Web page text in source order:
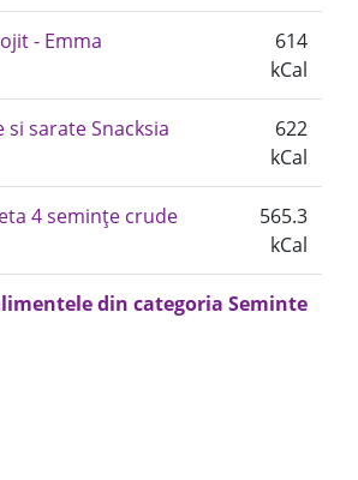
- Emma
614
kCal
sarate Snacksia
622
kCal
4 semințe crude
565.3
kCal
din categoria Seminte